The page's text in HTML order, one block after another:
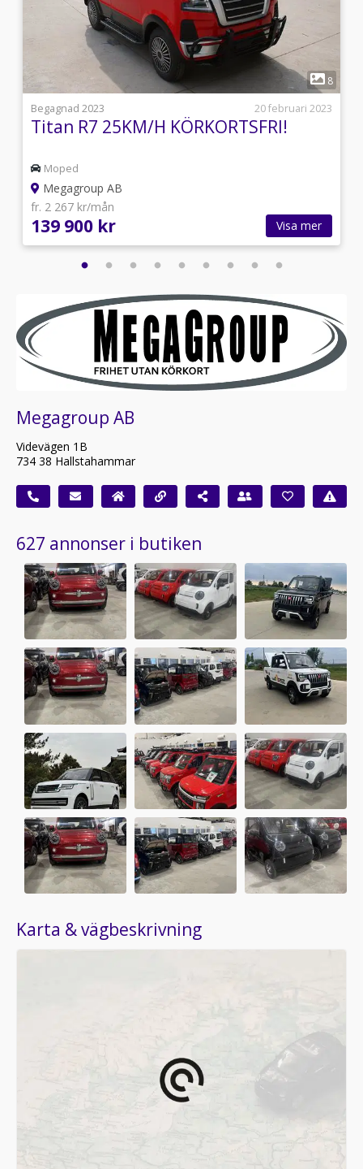
1
8
Begagnad 2023
20 februari 2023
Titan R7 25KM/H KÖRKORTSFRI!
Moped
Megagroup AB
fr. 2 267 kr/mån
139 900 kr Visa mer
Megagroup AB
Videvägen 1B
734 38 Hallstahammar
627 annonser i butiken
Karta & vägbeskrivning